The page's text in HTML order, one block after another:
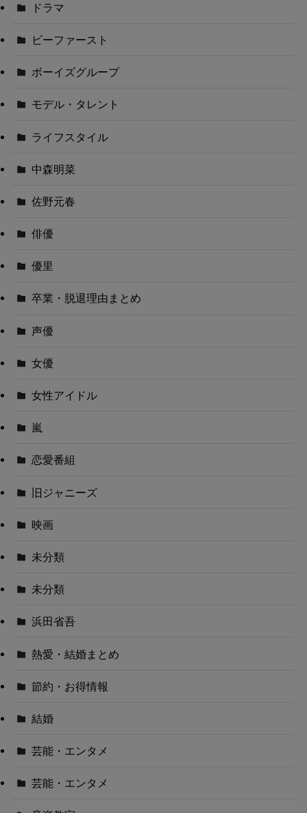
ドラマ
ビーファースト
ボーイズグループ
モデル・タレント
ライフスタイル
中森明菜
佐野元春
俳優
優里
卒業・脱退理由まとめ
声優
女優
女性アイドル
嵐
恋愛番組
旧ジャニーズ
映画
未分類
未分類
浜田省吾
熱愛・結婚まとめ
節約・お得情報
結婚
芸能・エンタメ
芸能・エンタメ